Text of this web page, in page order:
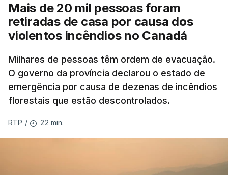
Mais de 20 mil pessoas foram
retiradas de casa por causa dos
violentos incêndios no Canadá
Milhares de pessoas têm ordem de evacuação.
O governo da província declarou o estado de
emergência por causa de dezenas de incêndios
florestais que estão descontrolados.
RTP / 22 min.